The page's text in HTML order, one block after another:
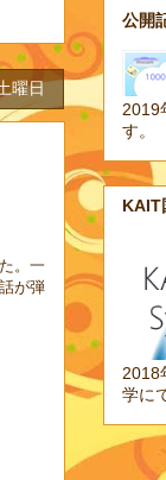
曜日
。一
が弾
公開
2019
す。
KAIT
2018
学に